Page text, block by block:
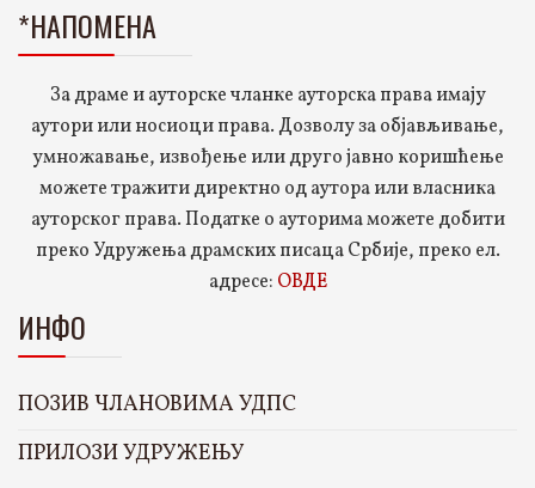
*НАПОМЕНА
За драме и ауторске чланке ауторска права имају
аутори или носиоци права. Дозволу за објављивање,
умножавање, извођење или друго јавно коришћење
можете тражити директно од аутора или власника
ауторског права. Податке о ауторима можете добити
преко Удружења драмских писаца Србије, преко ел.
адресе: ОВДЕ
ИНФО
ПОЗИВ ЧЛАНОВИМА УДПС
ПРИЛОЗИ УДРУЖЕЊУ